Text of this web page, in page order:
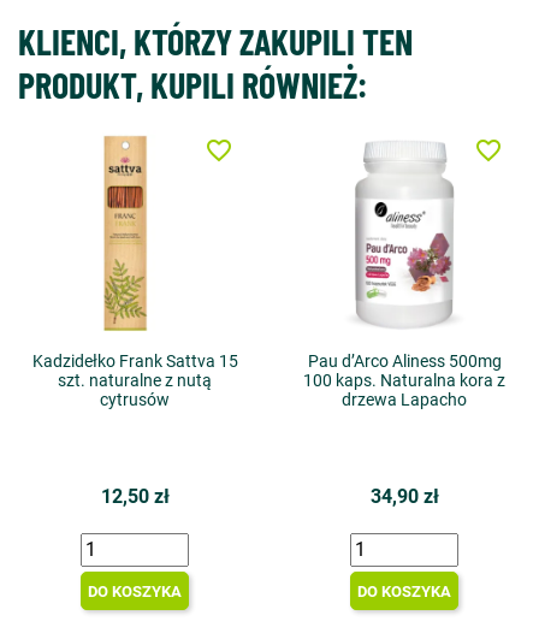
KLIENCI, KTÓRZY ZAKUPILI TEN
PRODUKT, KUPILI RÓWNIEŻ:
Kadzidełko Frank Sattva 15
szt. naturalne z nutą
cytrusów
12,50 zł
DO KOSZYKA
favorite_border
Pau d’Arco Aliness 500mg
100 kaps. Naturalna kora z
drzewa Lapacho
34,90 zł
DO KOSZYKA
favorite_border